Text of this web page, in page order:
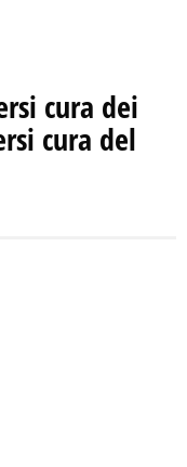
cura dei
cura del